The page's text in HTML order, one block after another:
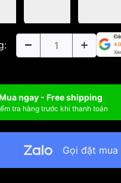
ngay - Free shipping
tra hàng trước khi thanh toán
Gọi đặt mua